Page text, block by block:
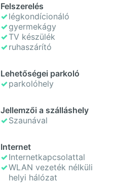
Felszerelés
légkondícionáló
gyermekágy
TV készülék
ruhaszárító
Lehetőségei parkoló
parkolóhely
Jellemzői a szálláshely
Szaunával
Internet
Internetkapcsolattal
WLAN vezeték nélküli
helyi hálózat